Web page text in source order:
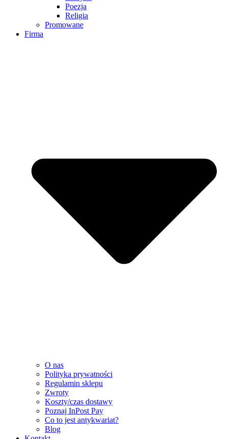
Poezja
Religia
Promowane
Firma
O nas
Polityka prywatności
Regulamin sklepu
Zwroty
Koszty/czas dostawy
Poznaj InPost Pay
Co to jest antykwariat?
Blog